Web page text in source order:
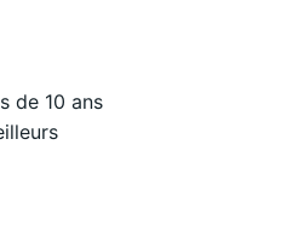
de 10 ans